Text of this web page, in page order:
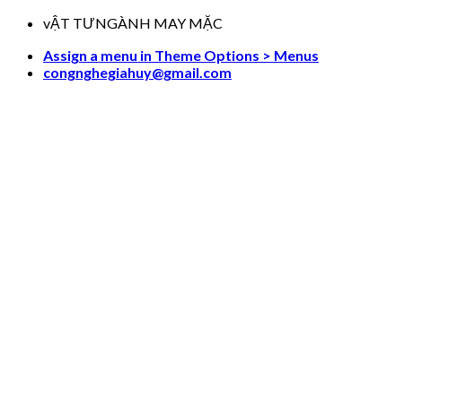
Skip
content
vẬT TƯNGÀNH MAY MẶC
Assign a menu in Theme Options > Menus
congnghegiahuy@gmail.com